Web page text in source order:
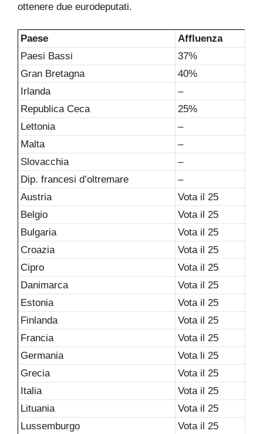
ottenere due eurodeputati.
Paese
Affluenza
Paesi Bassi
37%
Gran Bretagna
40%
Irlanda
–
Republica Ceca
25%
Lettonia
–
Malta
–
Slovacchia
–
Dip. francesi d’oltremare
–
Austria
Vota il 25
Belgio
Vota il 25
Bulgaria
Vota il 25
Croazia
Vota il 25
Cipro
Vota il 25
Danimarca
Vota il 25
Estonia
Vota il 25
Finlanda
Vota il 25
Francia
Vota il 25
Germania
Vota li 25
Grecia
Vota il 25
Italia
Vota il 25
Lituania
Vota il 25
Lussemburgo
Vota il 25